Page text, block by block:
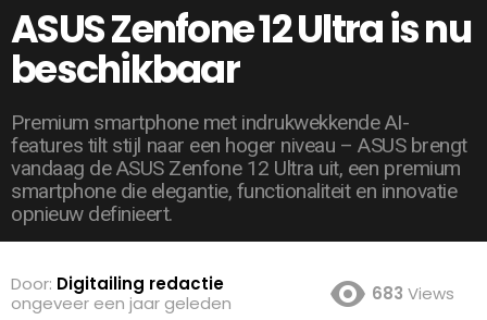
ASUS Zenfone 12 Ultra is nu
beschikbaar
Premium smartphone met indrukwekkende AI-
features tilt stijl naar een hoger niveau – ASUS brengt
vandaag de ASUS Zenfone 12 Ultra uit, een premium
smartphone die elegantie, functionaliteit en innovatie
opnieuw definieert.
Door: Digitailing redactie
ongeveer een jaar geleden
683 Views